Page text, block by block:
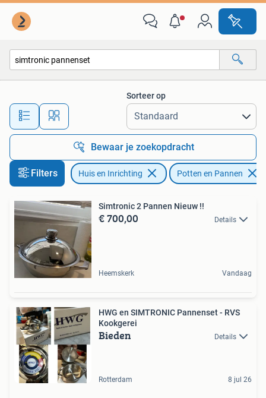
Alle afstanden…
Sorteer op
Bewaar je zoekopdracht
Filters Huis en Inrichting Potten en Pannen
Simtronic 2 Pannen Nieuw !!
€ 700,00 Details
Heemskerk Vandaag
HWG en SIMTRONIC Pannenset - RVS
Kookgerei
Bieden Details
Rotterdam 8 jul 26